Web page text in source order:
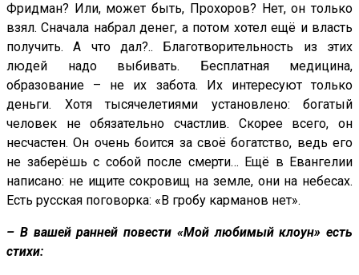
Фридман? Или, может быть, Прохоров? Нет, он только
взял. Сначала набрал денег, а потом хотел ещё и власть
получить. А что дал?.. Благотворительность из этих
людей надо выбивать. Бесплатная медицина,
образование – не их забота. Их интересуют только
деньги. Хотя тысячелетиями установлено: богатый
человек не обязательно счастлив. Скорее всего, он
несчастен. Он очень боится за своё богатство, ведь его
не заберёшь с собой после смерти… Ещё в Евангелии
написано: не ищите сокровищ на земле, они на небесах.
Есть русская поговорка: «В гробу карманов нет».
– В вашей ранней повести «Мой любимый клоун» есть
стихи: